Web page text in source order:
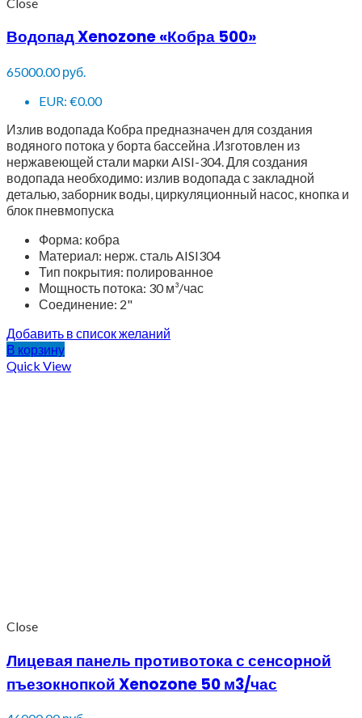
Водопад Xenozone «Кобра 500»
65000.00руб.
EUR: €0.00
Излив водопада Кобра предназначен для создания
водяного потока у борта бассейна .Изготовлен из
нержавеющей стали марки AISI-304. Для создания
водопада необходимо: излив водопада с закладной
деталью, заборник воды, циркуляционный насос, кнопка и
блок пневмопуска
Форма: кобра
Материал: нерж. сталь AISI304
Тип покрытия: полированное
Мощность потока: 30 м³/час
Соединение: 2"
Добавить в список желаний
В корзину
Quick View
Close
Лицевая панель противотока с сенсорной
пъезокнопкой Xenozone 50 м3/час